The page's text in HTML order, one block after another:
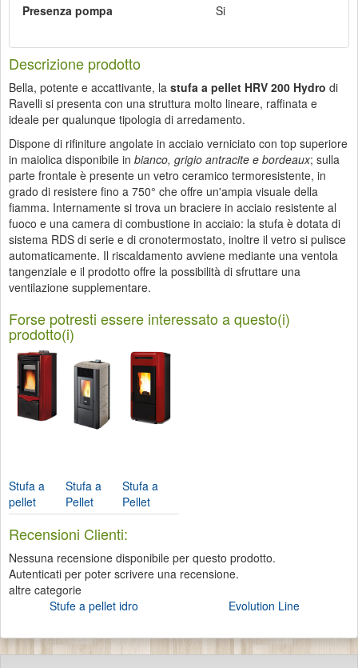
Presenza pompa
Si
Descrizione prodotto
Bella, potente e accattivante, la stufa a pellet HRV 200 Hydro di
Ravelli si presenta con una struttura molto lineare, raffinata e
ideale per qualunque tipologia di arredamento.
Dispone di rifiniture angolate in acciaio verniciato con top superiore
in maiolica disponibile in bianco, grigio antracite e bordeaux; sulla
parte frontale è presente un vetro ceramico termoresistente, in
grado di resistere fino a 750° che offre un'ampia visuale della
fiamma. Internamente si trova un braciere in acciaio resistente al
fuoco e una camera di combustione in acciaio: la stufa è dotata di
sistema RDS di serie e di cronotermostato, inoltre il vetro si pulisce
automaticamente. Il riscaldamento avviene mediante una ventola
tangenziale e il prodotto offre la possibilità di sfruttare una
ventilazione supplementare.
Forse potresti essere interessato a questo(i)
prodotto(i)
Stufa a
pellet
Duchessa
Idro...
Stufa a
Pellet
Flavia ...
Stufa a
Pellet
Giordana
Idro-
Nordica...
Recensioni Clienti:
Nessuna recensione disponibile per questo prodotto.
Autenticati per poter scrivere una recensione.
altre categorie
Stufe a pellet idro
Evolution Line